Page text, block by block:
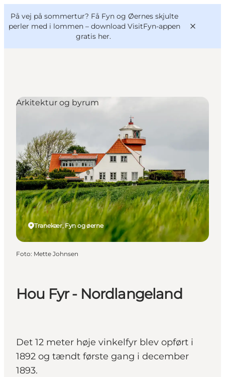
På vej på sommertur? Få Fyn og Øernes skjulte
perler med i lommen – download VisitFyn-appen
gratis her.
Oplevelser
Mad og drikke
Overnatning
Book lokale oplevelser
VisitFyn
Deutsch
Hou Fyr - Nordlangeland
Det 12 meter høje vinkelfyr blev opført i
1892 og tændt første gang i december
1893.
Tranekær, Fyn og øerne
Arkitektur og byrum
Foto: Mette Johnsen